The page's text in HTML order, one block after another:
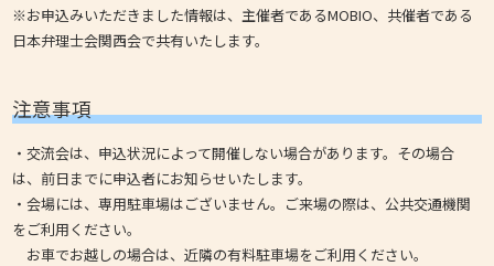
※お申込みいただきました情報は、主催者であるMOBIO、共催者である
日本弁理士会関西会で共有いたします。
注意事項
・交流会は、申込状況によって開催しない場合があります。その場合
は、前日までに申込者にお知らせいたします。
・会場には、専用駐車場はございません。ご来場の際は、公共交通機関
をご利用ください。
お車でお越しの場合は、近隣の有料駐車場をご利用ください。